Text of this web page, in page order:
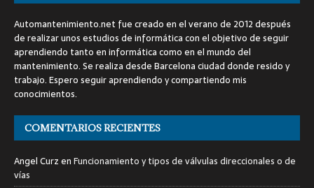
Automantenimiento.net fue creado en el verano de 2012 después
de realizar unos estudios de informática con el objetivo de seguir
aprendiendo tanto en informática como en el mundo del
mantenimiento. Se realiza desde Barcelona ciudad donde resido y
trabajo. Espero seguir aprendiendo y compartiendo mis
conocimientos.
COMENTARIOS RECIENTES
Angel CurzenFuncionamiento y tipos de válvulas direccionales o de
vías